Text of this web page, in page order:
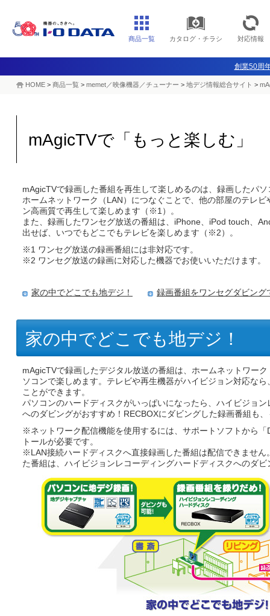
商品一覧 カタログ・チラシ 対応情報
創業50周
HOME > 商品一覧 > memet／映像機器／チューナー > 地デジ情報総合サイト >
mAgicTVで「もっと楽しむ」
mAgicTVで録画した番組を再生して楽しめるのは、録画したパ
ホームネットワーク（LAN）につなぐことで、他の部屋のテレ
ン高画質で再生して楽しめます（※1）。
また、録画したワンセグ放送の番組は、iPhone、iPod touch、
出せば、いつでもどこでもテレビを楽しめます（※2）。
※1 ワンセグ放送の録画番組には非対応です。
※2 ワンセグ放送の録画に対応した機器でお使いいただけます。
家の中でどこでも地デジ！ 録画番組をワンセグダビング
家の中でどこでも地デジ！
mAgicTVで録画したデジタル放送の番組は、ホームネットワー
ソコンで楽しめます。テレビや再生機器がハイビジョン対応な
ことができます。
パソコンのハードディスクがいっぱいになったら、ハイビジョ
へのダビングがおすすめ！RECBOXにダビングした録画番組も
※ネットワーク配信機能を使用するには、サポートソフトから
トールが必要です。
※LAN接続ハードディスクへ直接録画した番組は配信できませ
た番組は、ハイビジョンレコーディングハードディスクへのダ